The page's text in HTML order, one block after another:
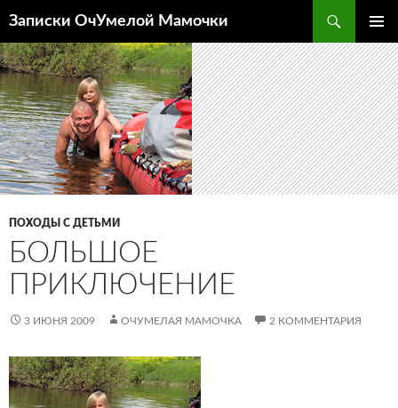
содержимому
Записки ОчУмелой Мамочки
МЕНЮ
ПОХОДЫ С ДЕТЬМИ
БОЛЬШОЕ
ПРИКЛЮЧЕНИЕ
3 ИЮНЯ 2009 ОЧУМЕЛАЯ МАМОЧКА 2 КОММЕНТАРИЯ